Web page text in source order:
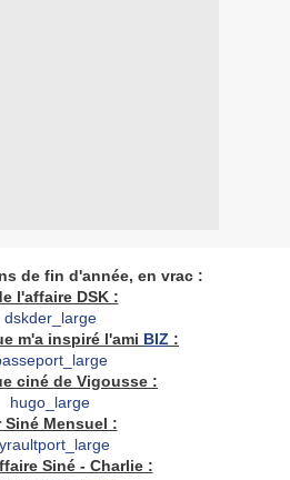
de fin d'année, en vrac :
l'affaire DSK :
m'a inspiré l'ami BIZ :
ciné de Vigousse :
Siné Mensuel :
Siné - Charlie :